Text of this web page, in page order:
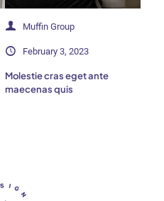
Muffin Group
February 3, 2023
Molestie cras eget ante
maecenas quis